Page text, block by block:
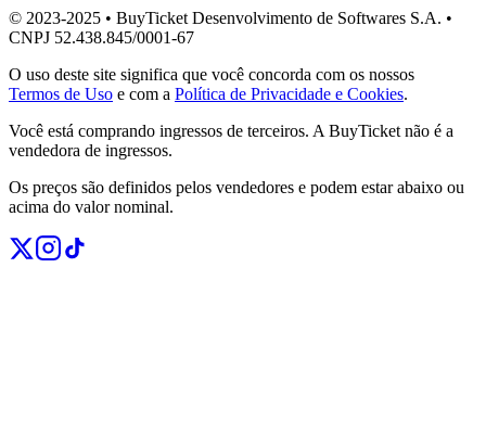
© 2023-2025 • BuyTicket Desenvolvimento de Softwares S.A. •
CNPJ 52.438.845/0001-67
O uso deste site significa que você concorda com os nossos
Termos de Uso e com a Política de Privacidade e Cookies.
Você está comprando ingressos de terceiros. A BuyTicket não é a
vendedora de ingressos.
Os preços são definidos pelos vendedores e podem estar abaixo ou
acima do valor nominal.